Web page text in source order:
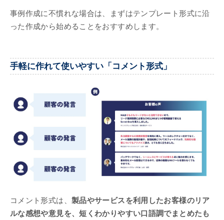
事例作成に不慣れな場合は、まずはテンプレート形式に沿
った作成から始めることをおすすめします。
手軽に作れて使いやすい「コメント形式」
コメント形式は、 製品やサービスを利用したお客様のリア
ルな感想や意見を、短くわかりやすい口語調でまとめたも